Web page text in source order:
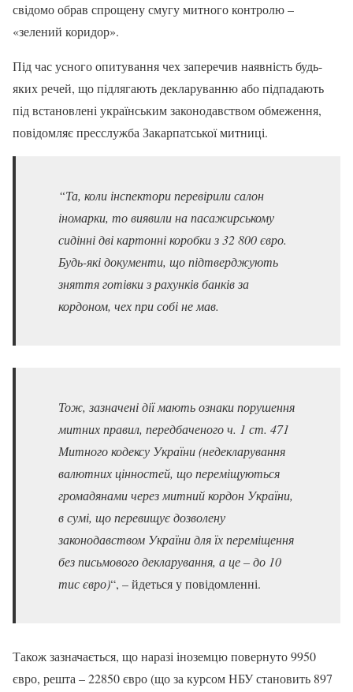
свідомо обрав спрощену смугу митного контролю –
«зелений коридор».
Під час усного опитування чех заперечив наявність будь-
яких речей, що підлягають декларуванню або підпадають
під встановлені українським законодавством обмеження,
повідомляє пресслужба Закарпатської митниці.
“Та, коли інспектори перевірили салон
іномарки, то виявили на пасажирському
сидінні дві картонні коробки з 32 800 євро.
Будь-які документи, що підтверджують
зняття готівки з рахунків банків за
кордоном, чех при собі не мав.
Тож, зазначені дії мають ознаки порушення
митних правил, передбаченого ч. 1 ст. 471
Митного кодексу України (недекларування
валютних цінностей, що переміщуються
громадянами через митний кордон України,
в сумі, що перевищує дозволену
законодавством України для їх переміщення
без письмового декларування, а це – до 10
тис євро)“, – йдеться у повідомленні.
Також зазначається, що наразі іноземцю повернуто 9950
євро, решта – 22850 євро (що за курсом НБУ становить 897